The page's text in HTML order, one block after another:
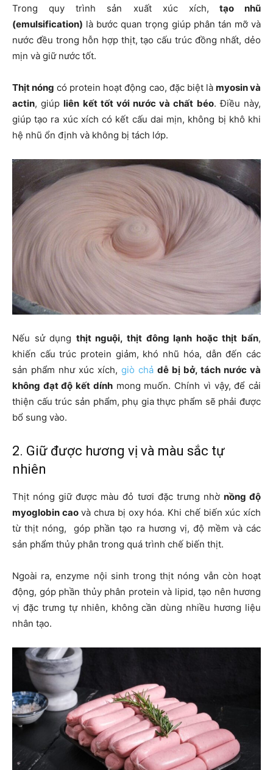
Trong quy trình sản xuất xúc xích, tạo nhũ
(emulsification) là bước quan trọng giúp phân tán mỡ và
nước đều trong hỗn hợp thịt, tạo cấu trúc đồng nhất, dẻo
mịn và giữ nước tốt.
Thịt nóng có protein hoạt động cao, đặc biệt là myosin và
actin, giúpliên kết tốt với nước và chất béo. Điều này,
giúp tạo ra xúc xích có kết cấu dai mịn, không bị khô khi
hệ nhũ ổn định và không bị tách lớp.
Nếu sử dụng thịt nguội, thịt đông lạnh hoặc thịt bẩn,
khiến cấu trúc protein giảm, khó nhũ hóa, dẫn đến các
sản phẩm như xúc xích, giò chả dễ bị bở, tách nước và
không đạt độ kết dínhmong muốn. Chính vì vậy, để cải
thiện cấu trúc sản phẩm, phụ gia thực phẩm sẽ phải được
bổ sung vào.
2. Giữ được hương vị và màu sắc tự
nhiên
Thịt nóng giữ được màu đỏ tươi đặc trưng nhờ nồng độ
myoglobin caovà chưa bị oxy hóa. Khi chế biến xúc xích
từ thịt nóng, góp phần tạo ra hương vị, độ mềm và các
sản phẩm thủy phân trong quá trình chế biến thịt.
Ngoài ra, enzyme nội sinh trong thịt nóng vẫn còn hoạt
động, góp phần thủy phân protein và lipid, tạo nên hương
vị đặc trưng tự nhiên, không cần dùng nhiều hương liệu
nhân tạo.